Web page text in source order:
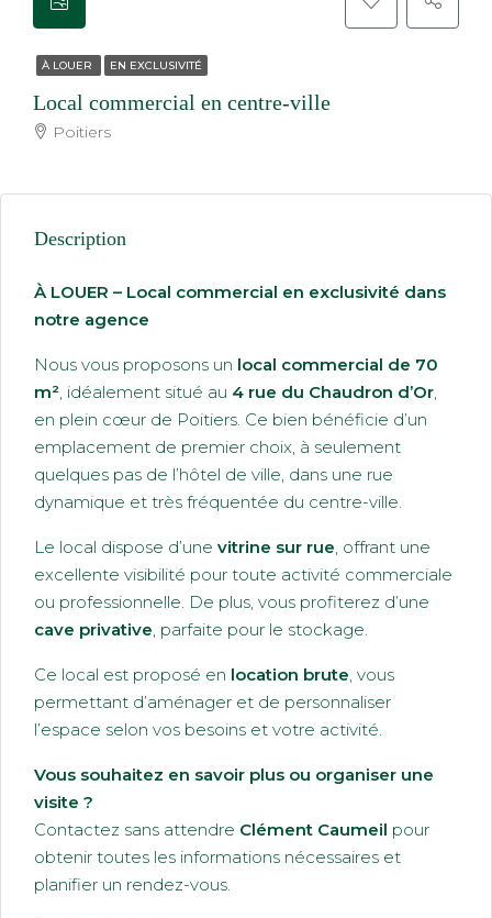
À LOUER EN EXCLUSIVITÉ
Local commercial en centre-ville
Poitiers
Description
À LOUER – Local commercial en exclusivité dans
notre agence
Nous vous proposons un local commercial de 70
m², idéalement situé au 4 rue du Chaudron d’Or,
en plein cœur de Poitiers. Ce bien bénéficie d’un
emplacement de premier choix, à seulement
quelques pas de l’hôtel de ville, dans une rue
dynamique et très fréquentée du centre-ville.
Le local dispose d’une vitrine sur rue, offrant une
excellente visibilité pour toute activité commerciale
ou professionnelle. De plus, vous profiterez d’une
cave privative, parfaite pour le stockage.
Ce local est proposé en location brute, vous
permettant d’aménager et de personnaliser
l’espace selon vos besoins et votre activité.
Vous souhaitez en savoir plus ou organiser une
visite ?
Contactez sans attendre Clément Caumeil pour
obtenir toutes les informations nécessaires et
planifier un rendez-vous.